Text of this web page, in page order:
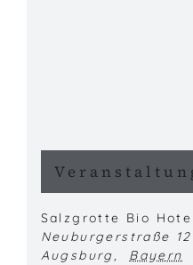
Salzgrotte Bio
Neuburgerstraße
Augsburg, Bayern